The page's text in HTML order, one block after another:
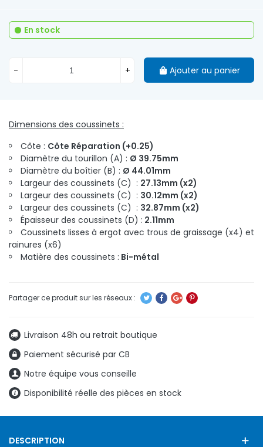
Dimensions des coussinets :
Côte : Côte Réparation (+0.25)
Diamètre du tourillon (A) : Ø 39.75mm
Diamètre du boîtier (B) : Ø 44.01mm
Largeur des coussinets (C) : 27.13mm (x2)
Largeur des coussinets (C) : 30.12mm (x2)
Largeur des coussinets (C) : 32.87mm (x2)
Épaisseur des coussinets (D) : 2.11mm
Coussinets lisses à ergot avec trous de graissage (x4) et
rainures (x6)
Matière des coussinets : Bi-métal
Livraison 48h ou retrait boutique
Paiement sécurisé par CB
Notre équipe vous conseille
Disponibilité réelle des pièces en stock
En stock
- + Ajouter au panier
DESCRIPTION